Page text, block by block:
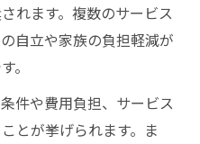
れます。複数のサービス
自立や家族の負担軽減が
。
件や費用負担、サービス
とが挙げられます。ま